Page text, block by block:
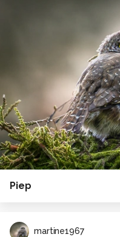
Piep
martine1967